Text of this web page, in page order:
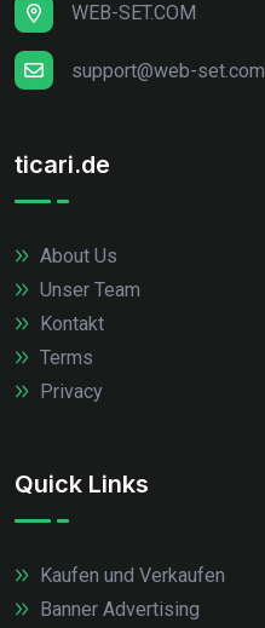
WEB-SET.COM
support@web-set.com
ticari.de
About Us
Unser Team
Kontakt
Terms
Privacy
Quick Links
Kaufen und Verkaufen
Banner Advertising